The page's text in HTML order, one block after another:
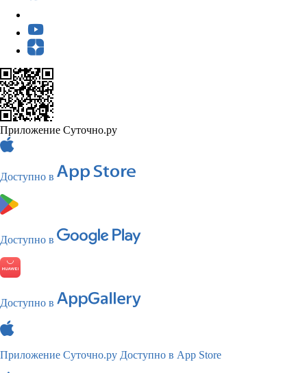
Приложение Суточно.ру
Доступно в
Доступно в
Доступно в
Приложение Суточно.ру Доступно в App Store